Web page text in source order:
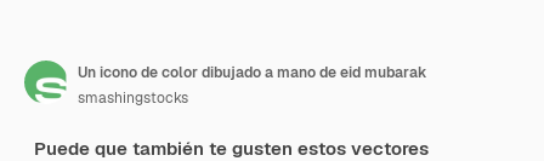
Un icono de color dibujado a mano de eid mubarak
smashingstocks
Puede que también te gusten estos vectores